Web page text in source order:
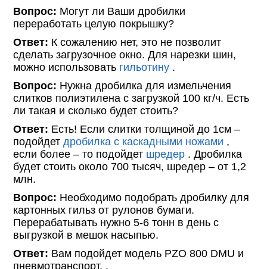
Вопрос: Могут ли Ваши дробилки
переработать целую покрышку?
Ответ: К сожалению нет, это не позволит
сделать загрузочное окно. Для нарезки шин,
можно использовать гильотину .
Вопрос: Нужна дробилка для измельчения
слитков полиэтилена с загрузкой 100 кг/ч. Есть
ли такая и сколько будет стоить?
Ответ: Есть! Если слитки толщиной до 1см –
подойдетдробилка с каскадными ножами ,
если более – то подойдет шредер . Дробилка
будет стоить около 700 тысяч, шредер – от 1,2
млн.
Вопрос: Необходимо подобрать дробилку для
картонных гильз от рулонов бумаги.
Перерабатывать нужно 5-6 тонн в день с
выгрузкой в мешок насыпью.
Ответ: Вам подойдет модель PZO 800 DMU и
пневмотранспорт. .